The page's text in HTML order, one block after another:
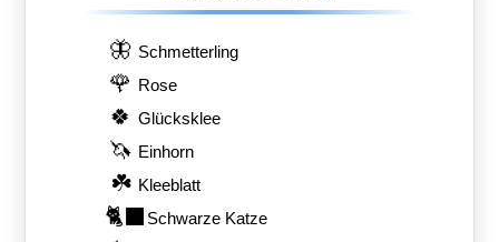
🦋 Schmetterling
🌹 Rose
🍀 Glücksklee
🦄 Einhorn
☘️ Kleeblatt
🐈‍⬛ Schwarze Katze